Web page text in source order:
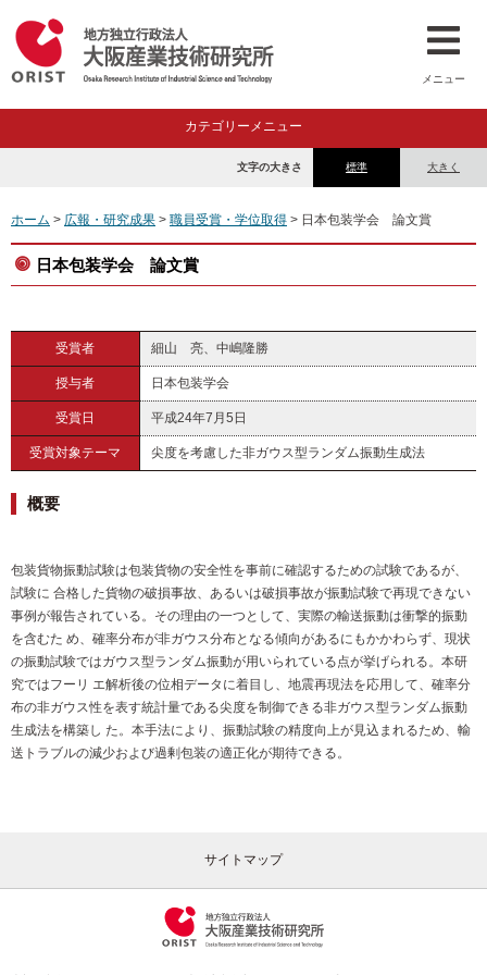
メニュー
カテゴリーメニュー
標準 大きく
文字の大きさ
ホーム > 広報・研究成果 > 職員受賞・学位取得 > 日本包装学会 論文賞
日本包装学会 論文賞
受賞者 細山 亮、中嶋隆勝
授与者 日本包装学会
受賞日 平成24年7月5日
受賞対象テーマ 尖度を考慮した非ガウス型ランダム振動生成法
概要
包装貨物振動試験は包装貨物の安全性を事前に確認するための試験であるが、
試験に 合格した貨物の破損事故、あるいは破損事故が振動試験で再現できない
事例が報告されている。その理由の一つとして、実際の輸送振動は衝撃的振動
を含むた め、確率分布が非ガウス分布となる傾向があるにもかかわらず、現状
の振動試験ではガウス型ランダム振動が用いられている点が挙げられる。本研
究ではフーリ エ解析後の位相データに着目し、地震再現法を応用して、確率分
布の非ガウス性を表す統計量である尖度を制御できる非ガウス型ランダム振動
生成法を構築し た。本手法により、振動試験の精度向上が見込まれるため、輸
送トラブルの減少および過剰包装の適正化が期待できる。
サイトマップ